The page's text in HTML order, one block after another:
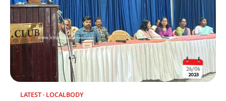
LATEST LOCALBODY